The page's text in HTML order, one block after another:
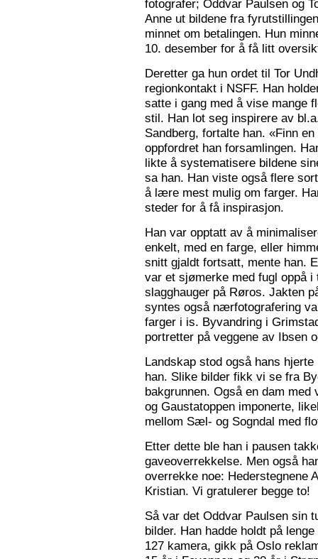
fotografer; Oddvar Paulsen og
Anne ut bildene fra
minnet om betalingen. Hun
10. desember for å få litt
Deretter ga hun ordet til Tor
regionkontakt i NSFF. Han
satte i gang med å vise mange
stil. Han lot seg inspirere av
Sandberg, fortalte han. «Finn
oppfordret han forsamlingen.
likte å systematisere bildene
sa han. Han viste også flere
å lære mest mulig om farger.
steder for å få inspirasjon.
Han var opptatt av å
enkelt, med en farge, eller
snitt gjaldt fortsatt, mente han.
var et sjømerke med fugl oppå
slagghauger på Røros. Jakten
syntes også nærfotografering
farger i is. Byvandring i
portretter på veggene av Ibsen
Landskap stod også hans
han. Slike bilder fikk vi se fra
bakgrunnen. Også en dam
og Gaustatoppen imponerte,
mellom Sæl- og Sogndal med
Etter dette ble han i pausen
gaveoverrekkelse. Men også
overrekke noe: Hederstegnene
Kristian. Vi gratulerer begge to!
Så var det Oddvar Paulsen sin
bilder. Han hadde holdt på
127 kamera, gikk på Oslo